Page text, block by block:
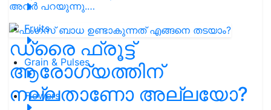
Fruits
Grain & Pulses
Flowers
അവർ പറയുന്നു.…
ഡ്രൈ ഫ്രൂട്ട്
ആരോഗ്യത്തിന്
നല്ലതാണോ അല്ലയോ?